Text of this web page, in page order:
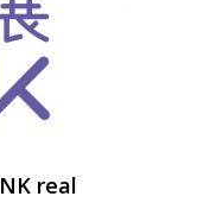
real